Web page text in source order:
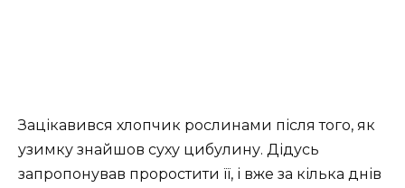
Зацікавився хлопчик рослинами після того, як
узимку знайшов суху цибулину. Дідусь
запропонував проростити її, і вже за кілька днів